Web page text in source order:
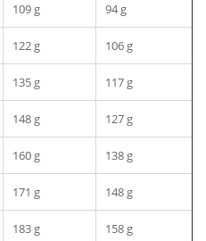
109 g 94 g
122 g 106 g
135 g 117 g
148 g 127 g
160 g 138 g
171 g 148 g
183 g 158 g